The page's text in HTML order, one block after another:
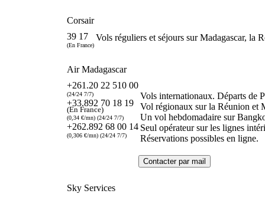
Corsair
39 17
(En France)
Vols réguliers et séjours sur Madagascar, la
Air Madagascar
+261.20 22 510 00
(24/24 7/7)
+33.892 70 18 19
(En France)
(0,34 €/mn) (24/24 7/7)
+262.892 68 00 14
(0,306 €/mn) (24/24 7/7)
Vols internationaux. Départs de
Vol régionaux sur la Réunion et
Un vol hebdomadaire sur
Seul opérateur sur les lignes
Réservations possibles en ligne.
Sky Services